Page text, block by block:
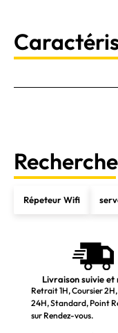
Répeteur Wifi
Livraison suivie
Retrait 1H, Coursier
24H, Standard, Point
sur Rendez-vous.